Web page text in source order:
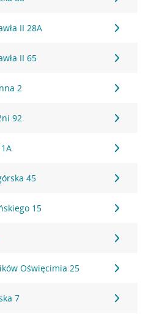
II 28A
II 65
2
92
45
15
Oświęcimia 25
7